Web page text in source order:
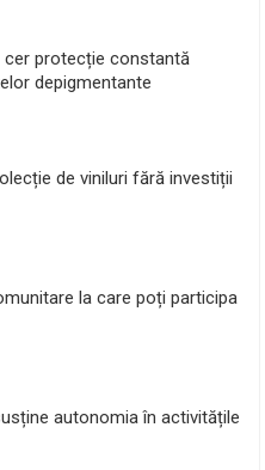
cer protecție constantă
depigmentante
de viniluri fără investiții
la care poți participa
autonomia în activitățile